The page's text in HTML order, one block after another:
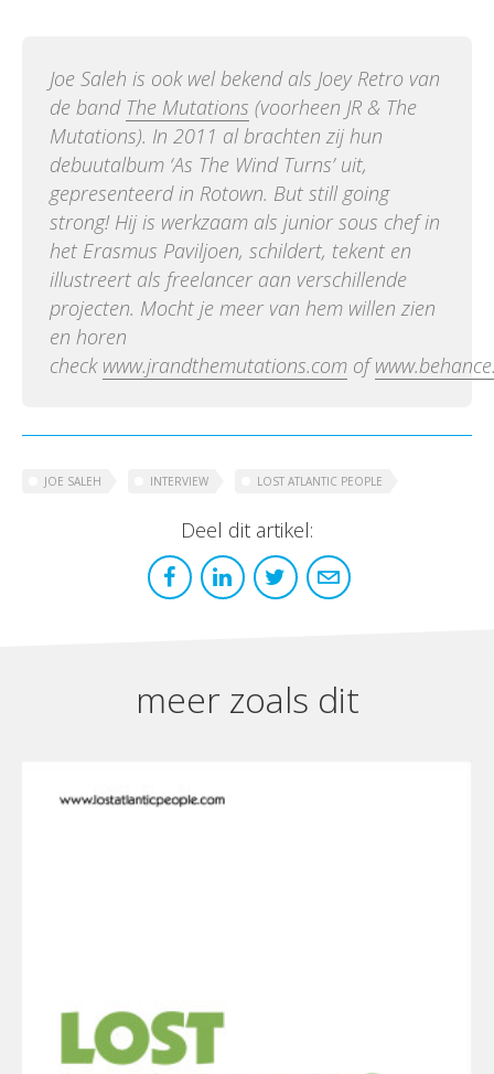
Joe Saleh is ook wel bekend als Joey Retro van
de band The Mutations (voorheen JR & The
Mutations). In 2011 al brachten zij hun
debuutalbum ‘As The Wind Turns’ uit,
gepresenteerd in Rotown. But still going
strong! Hij is werkzaam als junior sous chef in
het Erasmus Paviljoen, schildert, tekent en
illustreert als freelancer aan verschillende
projecten. Mocht je meer van hem willen zien
en horen
check www.jrandthemutations.com of
JOE SALEH INTERVIEW LOST ATLANTIC PEOPLE
Deel dit artikel:
meer zoals dit